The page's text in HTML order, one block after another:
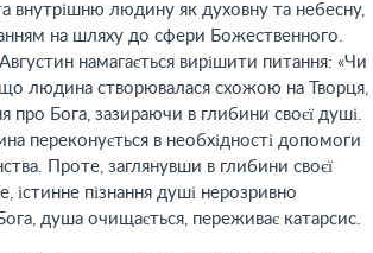
внутрішню людину як духовну та небесну,
на шляху до сфери Божественного.
намагається вирішити питання: «Чи
людина створювалася схожою на Творця,
про Бога, зазираючи в глибини своєї душі.
переконується в необхідності допомоги
Проте, заглянувши в глибини своєї
пізнання душі нерозривно
душа очищається, переживає катарсис.